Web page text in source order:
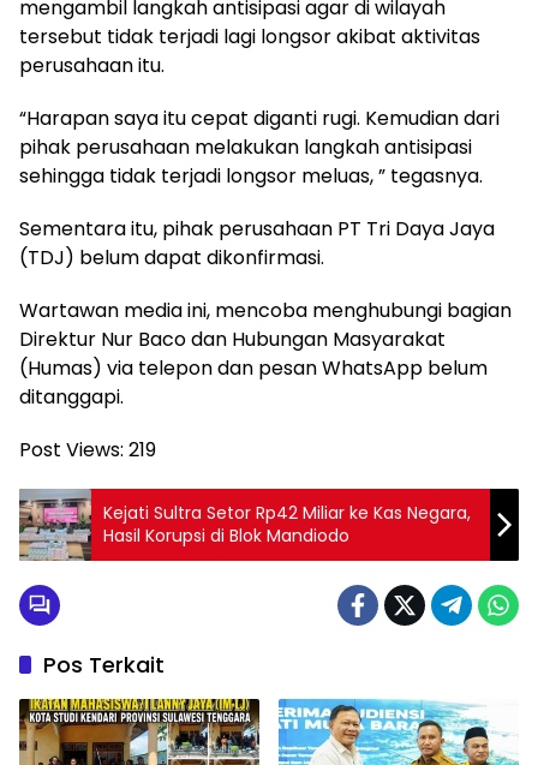
mengambil langkah antisipasi agar di wilayah
tersebut tidak terjadi lagi longsor akibat aktivitas
perusahaan itu.
“Harapan saya itu cepat diganti rugi. Kemudian dari
pihak perusahaan melakukan langkah antisipasi
sehingga tidak terjadi longsor meluas, ” tegasnya.
Sementara itu, pihak perusahaan PT Tri Daya Jaya
(TDJ) belum dapat dikonfirmasi.
Wartawan media ini, mencoba menghubungi bagian
Direktur Nur Baco dan Hubungan Masyarakat
(Humas) via telepon dan pesan WhatsApp belum
ditanggapi.
Post Views: 219
Kejati Sultra Setor Rp42 Miliar ke Kas Negara,
Hasil Korupsi di Blok Mandiodo
Pos Terkait